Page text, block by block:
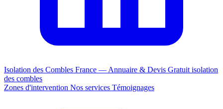
Isolation des Combles France — Annuaire & Devis Gratuit isolation
des combles
Zones d'intervention Nos services Témoignages